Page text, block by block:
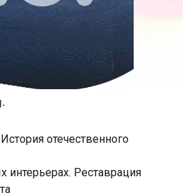
отечественного
Реставрация